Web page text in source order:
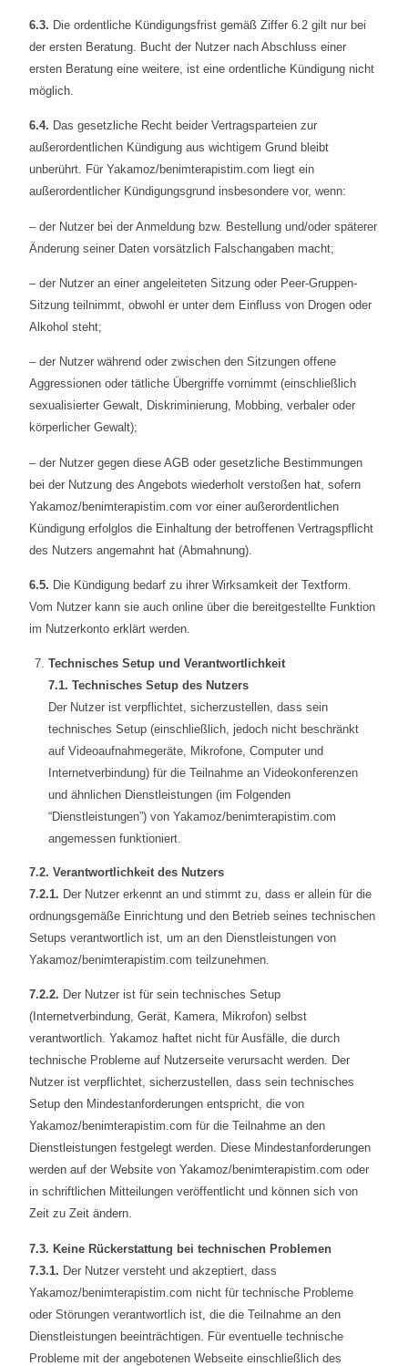
6.3. Die ordentliche Kündigungsfrist gemäß Ziffer 6.2 gilt nur bei
der ersten Beratung. Bucht der Nutzer nach Abschluss einer
ersten Beratung eine weitere, ist eine ordentliche Kündigung nicht
möglich.
6.4. Das gesetzliche Recht beider Vertragsparteien zur
außerordentlichen Kündigung aus wichtigem Grund bleibt
unberührt. Für Yakamoz/benimterapistim.com liegt ein
außerordentlicher Kündigungsgrund insbesondere vor, wenn:
– der Nutzer bei der Anmeldung bzw. Bestellung und/oder späterer
Änderung seiner Daten vorsätzlich Falschangaben macht;
– der Nutzer an einer angeleiteten Sitzung oder Peer-Gruppen-
Sitzung teilnimmt, obwohl er unter dem Einfluss von Drogen oder
Alkohol steht;
– der Nutzer während oder zwischen den Sitzungen offene
Aggressionen oder tätliche Übergriffe vornimmt (einschließlich
sexualisierter Gewalt, Diskriminierung, Mobbing, verbaler oder
körperlicher Gewalt);
– der Nutzer gegen diese AGB oder gesetzliche Bestimmungen
bei der Nutzung des Angebots wiederholt verstoßen hat, sofern
Yakamoz/benimterapistim.com vor einer außerordentlichen
Kündigung erfolglos die Einhaltung der betroffenen Vertragspflicht
des Nutzers angemahnt hat (Abmahnung).
6.5. Die Kündigung bedarf zu ihrer Wirksamkeit der Textform.
Vom Nutzer kann sie auch online über die bereitgestellte Funktion
im Nutzerkonto erklärt werden.
Technisches Setup und Verantwortlichkeit
7.1. Technisches Setup des Nutzers
Der Nutzer ist verpflichtet, sicherzustellen, dass sein
technisches Setup (einschließlich, jedoch nicht beschränkt
auf Videoaufnahmegeräte, Mikrofone, Computer und
Internetverbindung) für die Teilnahme an Videokonferenzen
und ähnlichen Dienstleistungen (im Folgenden
“Dienstleistungen”) von Yakamoz/benimterapistim.com
angemessen funktioniert.
7.2. Verantwortlichkeit des Nutzers
7.2.1. Der Nutzer erkennt an und stimmt zu, dass er allein für die
ordnungsgemäße Einrichtung und den Betrieb seines technischen
Setups verantwortlich ist, um an den Dienstleistungen von
Yakamoz/benimterapistim.com teilzunehmen.
7.2.2. Der Nutzer ist für sein technisches Setup
(Internetverbindung, Gerät, Kamera, Mikrofon) selbst
verantwortlich. Yakamoz haftet nicht für Ausfälle, die durch
technische Probleme auf Nutzerseite verursacht werden. Der
Nutzer ist verpflichtet, sicherzustellen, dass sein technisches
Setup den Mindestanforderungen entspricht, die von
Yakamoz/benimterapistim.com für die Teilnahme an den
Dienstleistungen festgelegt werden. Diese Mindestanforderungen
werden auf der Website von Yakamoz/benimterapistim.com oder
in schriftlichen Mitteilungen veröffentlicht und können sich von
Zeit zu Zeit ändern.
7.3. Keine Rückerstattung bei technischen Problemen
7.3.1. Der Nutzer versteht und akzeptiert, dass
Yakamoz/benimterapistim.com nicht für technische Probleme
oder Störungen verantwortlich ist, die die Teilnahme an den
Dienstleistungen beeinträchtigen. Für eventuelle technische
Probleme mit der angebotenen Webseite einschließlich des